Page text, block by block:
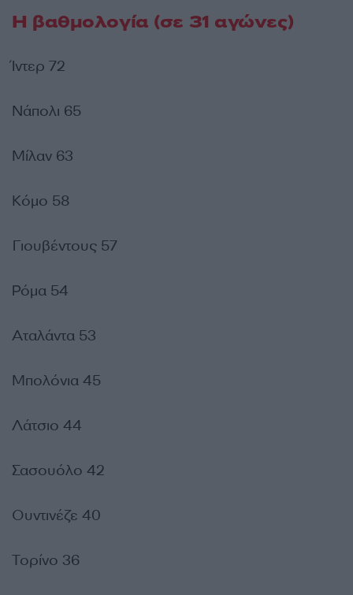
Η βαθμολογία (σε 31 αγώνες)
Ίντερ 72
Νάπολι 65
Μίλαν 63
Κόμο 58
Γιουβέντους 57
Ρόμα 54
Αταλάντα 53
Μπολόνια 45
Λάτσιο 44
Σασουόλο 42
Ουντινέζε 40
Τορίνο 36